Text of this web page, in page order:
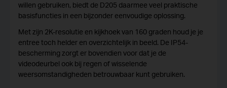
willen gebruiken, biedt de D205 daarmee veel praktische
basisfuncties in een bijzonder eenvoudige oplossing.
Met zijn 2K-resolutie en kijkhoek van 160 graden houd je je
entree toch helder en overzichtelijk in beeld. De IP54-
bescherming zorgt er bovendien voor dat je de
videodeurbel ook bij regen of wisselende
weersomstandigheden betrouwbaar kunt gebruiken.